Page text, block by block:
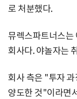
로 처분했다.
뮤렉스파트너스는
회사다. 야놀자는
회사 측은 "투자
양도한 것"이라면